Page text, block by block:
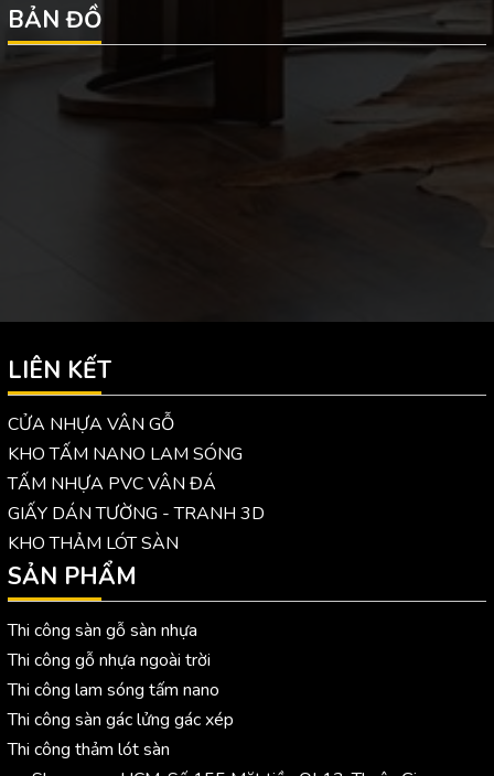
BẢN ĐỒ
LIÊN KẾT
CỬA NHỰA VÂN GỖ
KHO TẤM NANO LAM SÓNG
TẤM NHỰA PVC VÂN ĐÁ
GIẤY DÁN TƯỜNG - TRANH 3D
KHO THẢM LÓT SÀN
SẢN PHẨM
Thi công sàn gỗ sàn nhựa
Thi công gỗ nhựa ngoài trời
Thi công lam sóng tấm nano
Thi công sàn gác lửng gác xép
Thi công thảm lót sàn